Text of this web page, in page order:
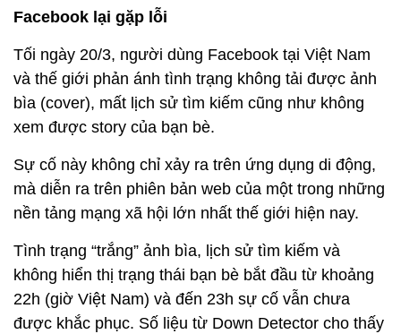
Facebook lại gặp lỗi
Tối ngày 20/3, người dùng Facebook tại Việt Nam
và thế giới phản ánh tình trạng không tải được ảnh
bìa (cover), mất lịch sử tìm kiếm cũng như không
xem được story của bạn bè.
Sự cố này không chỉ xảy ra trên ứng dụng di động,
mà diễn ra trên phiên bản web của một trong những
nền tảng mạng xã hội lớn nhất thế giới hiện nay.
Tình trạng “trắng” ảnh bìa, lịch sử tìm kiếm và
không hiển thị trạng thái bạn bè bắt đầu từ khoảng
22h (giờ Việt Nam) và đến 23h sự cố vẫn chưa
được khắc phục. Số liệu từ Down Detector cho thấy